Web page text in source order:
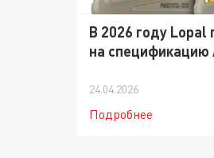
В 2026 году Lopal
на спецификацию
24.04.2026
Подробнее